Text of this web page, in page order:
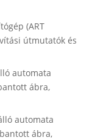
(ART
útmutatók és
automata
ábra,
automata
ábra,